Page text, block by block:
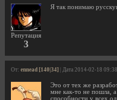
Репутация
3
Я так понимаю
От: ennead [140|34] | Дата 2014-02-18
Это от тех же
мне как-то не пошла,
способности у всех